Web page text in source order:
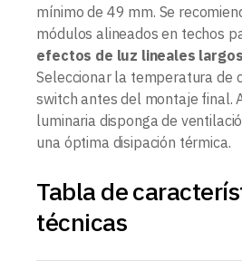
mínimo de 49 mm. Se
módulos alineados en techos
efectos de luz lineales
Seleccionar la temperatura de
switch antes del montaje final.
luminaria disponga de
una óptima disipación térmica.
Tabla de
técnicas